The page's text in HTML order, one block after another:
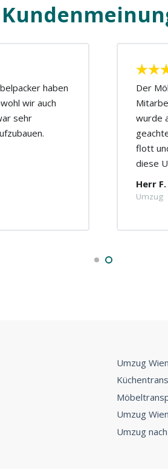
haben
wir auch
sehr
Der
wurde
flott
diese
Herr F.
Umzug
Umzug
Umzug
Umzug